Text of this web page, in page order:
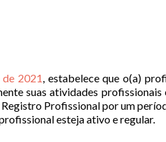
2021, estabelece que o(a)
suas atividades profissionais
Profissional por um
esteja ativo e regular.